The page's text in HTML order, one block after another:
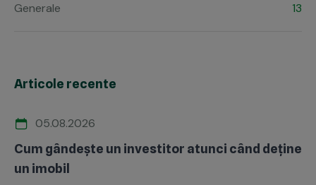
Generale 13
Articole recente
05.08.2026
Cum gândește un investitor atunci când deține
un imobil